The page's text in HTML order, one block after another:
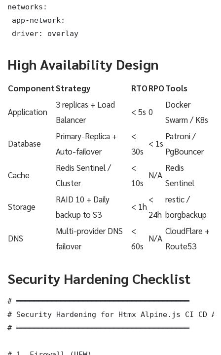
networks:
app-network:
driver: overlay
High Availability Design
ComponentStrategy RTORPOTools
Application
3 replicas + Load
Balancer
< 5s 0
Docker
Swarm / K8s
Database
Primary-Replica +
Auto-failover
<
30s
< 1s
Patroni /
PgBouncer
Cache
Redis Sentinel /
Cluster
<
10s
N/A
Redis
Sentinel
Storage
RAID 10 + Daily
backup to S3
< 1h
<
24h
restic /
borgbackup
DNS
Multi-provider DNS
failover
<
60s
N/A
CloudFlare +
Route53
Security Hardening Checklist
# ═══════════════════════════════════════
# Security Hardening for Htmx Alpine.js CI CD
# ═══════════════════════════════════════